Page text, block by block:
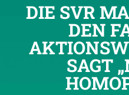
DIE SVR
DEN
SAGT